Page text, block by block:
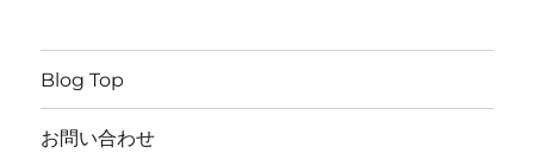
Blog Top
お問い合わせ